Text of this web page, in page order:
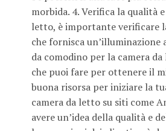
morbida. 4. Verifica la qualità
letto, è importante verificare
che fornisca un’illuminazione
da comodino per la camera
che puoi fare per ottenere il
buona risorsa per iniziare la
camera da letto su siti come
avere un’idea della qualità e